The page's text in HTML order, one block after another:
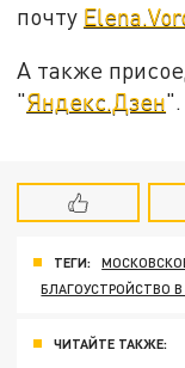
почту
А также
"Яндекс.Дзен".
ТЕГИ:
БЛАГОУСТРОЙСТВО В
ЧИТАЙТЕ ТАКЖЕ: